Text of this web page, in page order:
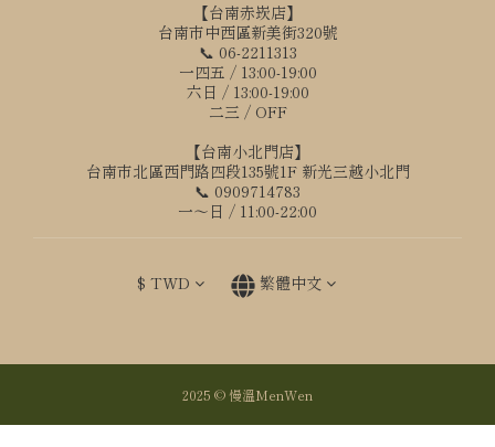
【台南赤崁店】
台南市中西區新美街320號
📞 06-2211313
一四五 / 13:00-19:00
六日 / 13:00-19:00
二三 / OFF
【台南小北門店】
台南市北區西門路四段135號1F 新光三越小北門
📞 0909714783
一～日 / 11:00-22:00
$ TWD 繁體中文
2025 © 慢溫MenWen